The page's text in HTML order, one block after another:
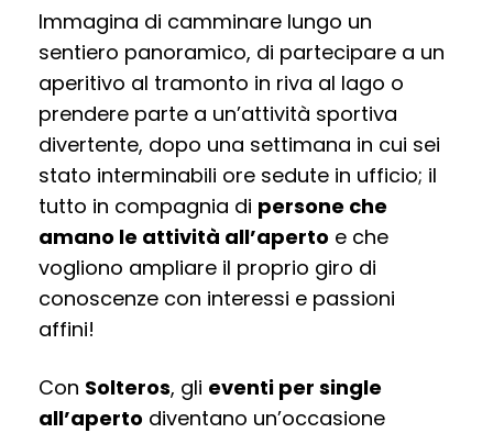
Immagina di camminare lungo un
sentiero panoramico, di partecipare a un
aperitivo al tramonto in riva al lago o
prendere parte a un’attività sportiva
divertente, dopo una settimana in cui sei
stato interminabili ore sedute in ufficio; il
tutto in compagnia di persone che
amano le attività all’aperto e che
vogliono ampliare il proprio giro di
conoscenze con interessi e passioni
affini!
Con Solteros, gli eventi per single
all’aperto diventano un’occasione